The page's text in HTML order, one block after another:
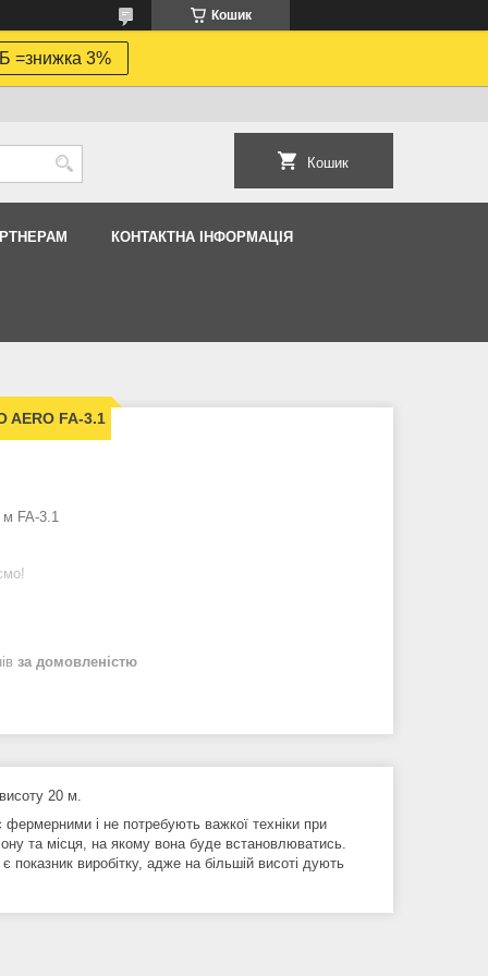
Кошик
=знижка 3%
Кошик
КОНТАКТНА ІНФОРМАЦІЯ
AERO FA-3.1
м FA-3.1
за домовленістю
20 м.
і не потребують важкої техніки при
та місця, на якому вона буде встановлюватись.
виробітку, адже на більшій висоті дують